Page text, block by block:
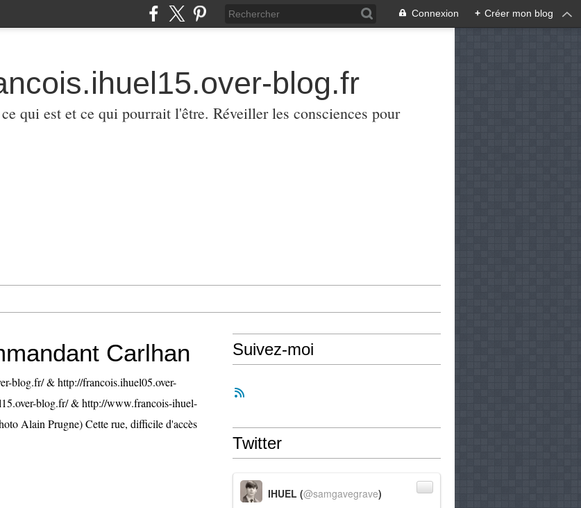
Connexion + Créer mon blog
blog.fr
qui est et ce qui pourrait l'être. Réveiller les consciences pour
Carlhan
blog.fr/ & http://francois.ihuel05.over-
blog.fr/ & http://www.francois-ihuel-
Alain Prugne) Cette rue, difficile d'accès
Suivez-moi
Twitter
IHUEL (@samgavegrave)